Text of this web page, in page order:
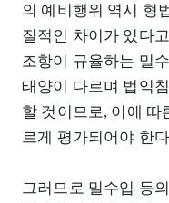
의 예비행위 역시 형
질적인 차이가 있다
조항이 규율하는 밀
태양이 다르며 법익
할 것이므로, 이에 따
르게 평가되어야 한
그러므로 밀수입 등